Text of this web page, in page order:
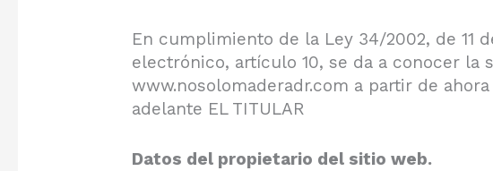
En cumplimiento de la Ley 34/2002, de 11
electrónico, artículo 10, se da a conocer
www.nosolomaderadr.com a partir de
adelante EL TITULAR
Datos del propietario del sitio web.